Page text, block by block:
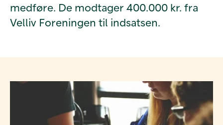
medføre. De modtager 400.000 kr. fra
Velliv Foreningen til indsatsen.